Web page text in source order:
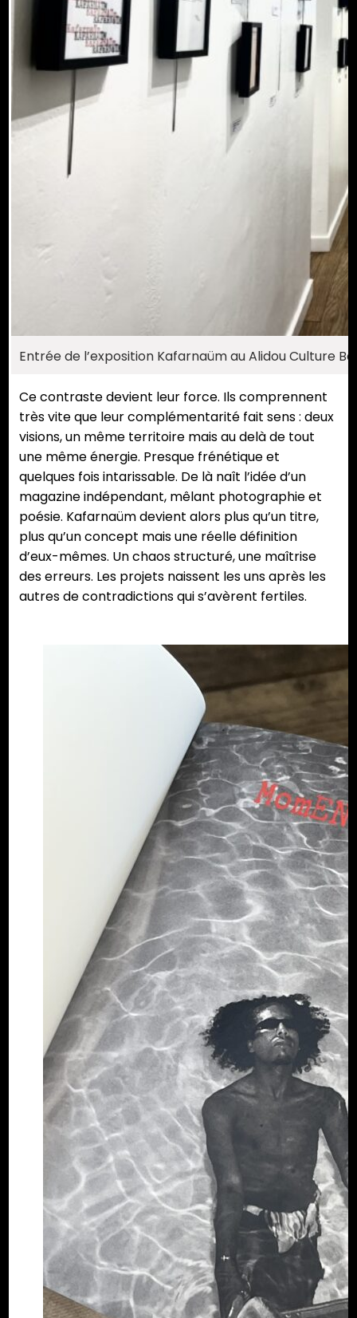
Entrée de l’exposition Kafarnaüm au Alidou Culture
Ce contraste devient leur force. Ils comprennent
très vite que leur complémentarité fait sens : deux
visions, un même territoire mais au delà de tout
une même énergie. Presque frénétique et
quelques fois intarissable. De là naît l’idée d’un
magazine indépendant, mêlant photographie et
poésie. Kafarnaüm devient alors plus qu’un titre,
plus qu’un concept mais une réelle définition
d’eux-mêmes. Un chaos structuré, une maîtrise
des erreurs. Les projets naissent les uns après les
autres de contradictions qui s’avèrent fertiles.